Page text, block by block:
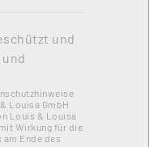
und
und
Louisa GmbH
Louis & Louisa
Wirkung für die
Ende des